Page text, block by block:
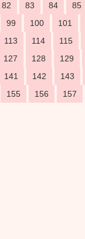
82 83 84 85
99 100 101
113 114 115
127 128 129
141 142 143
155 156 157